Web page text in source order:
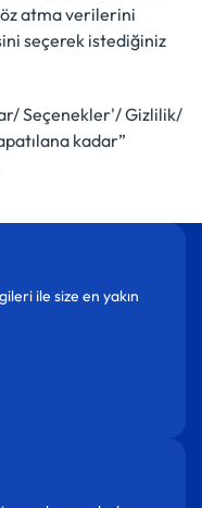
atma verilerini
seçerek istediğiniz
Seçenekler'/ Gizlilik/
kadar”
ile size en yakın